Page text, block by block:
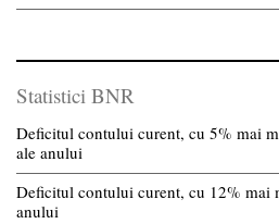
Statistici BNR
Deficitul contului curent, cu 5% mai
ale anului
Deficitul contului curent, cu 12% mai
anului